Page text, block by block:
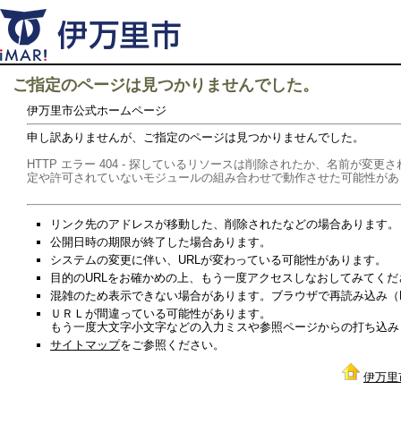
ご指定のページは見つかりませんでした。
伊万里市公式ホームページ
申し訳ありませんが、ご指定のページは見つかりませんでした。
HTTP エラー 404 - 探しているリソースは削除されたか、名前が変更
定や許可されていないモジュールの組み合わせで動作させた可能性が
リンク先のアドレスが移動した、削除されたなどの場合あります。
公開日時の期限が終了した場合あります。
システムの変更に伴い、URLが変わっている可能性があります。
目的のURLをお確かめの上、もう一度アクセスしなおしてみてく
混雑のため表示できない場合があります。ブラウザで再読み込み
ＵＲＬが間違っている可能性があります。
もう一度大文字小文字などの入力ミスや参照ページからの打ち込
サイトマップをご参照ください。
伊万里